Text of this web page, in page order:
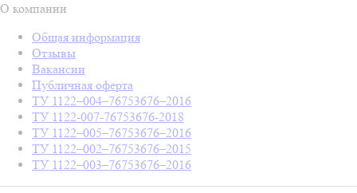
О компании
Общая информация
Отзывы
Вакансии
Публичная оферта
ТУ 1122–004–76753676–2016
ТУ 1122-007-76753676-2018
ТУ 1122–005–76753676–2016
ТУ 1122–002–76753676–2015
ТУ 1122–003–76753676–2016